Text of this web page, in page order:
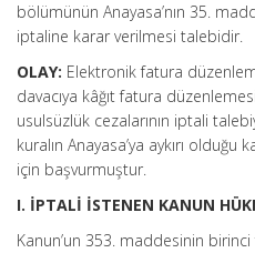
bölümünün Anayasa’nın 35.
iptaline karar verilmesi talebidir.
OLAY: Elektronik fatura
davacıya kâğıt fatura
usulsüzlük cezalarının iptali
kuralın Anayasa’ya aykırı olduğu
için başvurmuştur.
I. İPTALİ İSTENEN KANUN
Kanun’un 353. maddesinin birinci